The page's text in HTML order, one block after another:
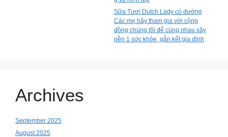
Sữa Tươi Dutch Lady có đường
Các mẹ hãy tham gia với cộng
đồng chúng tôi để cùng nhau xây
nền 1 sức khỏe, gắn kết gia đình
Archives
September 2025
August 2025